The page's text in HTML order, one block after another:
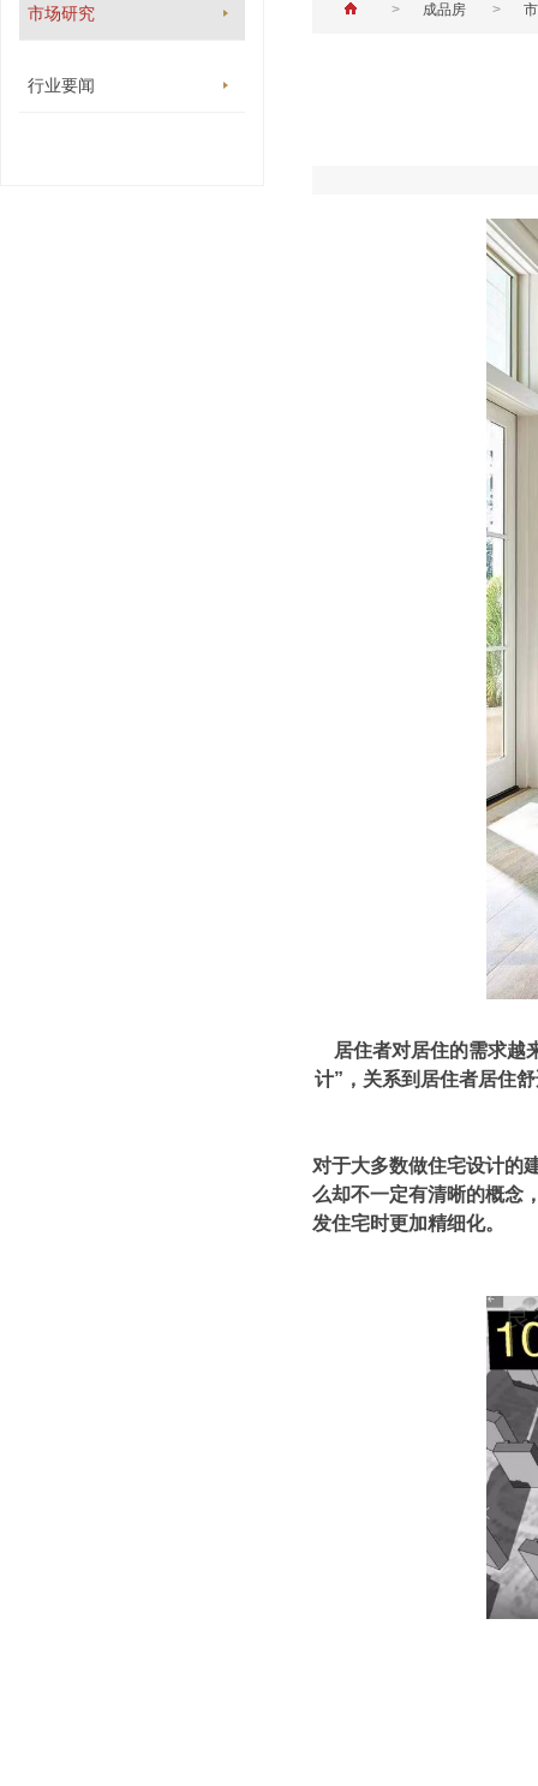
市场研究
行业要闻
> 成品房 >
居住者对居住的需求越
计”，关系到居住者居住
对于大多数做住宅设计的
么却不一定有清晰的概念
发住宅时更加精细化。